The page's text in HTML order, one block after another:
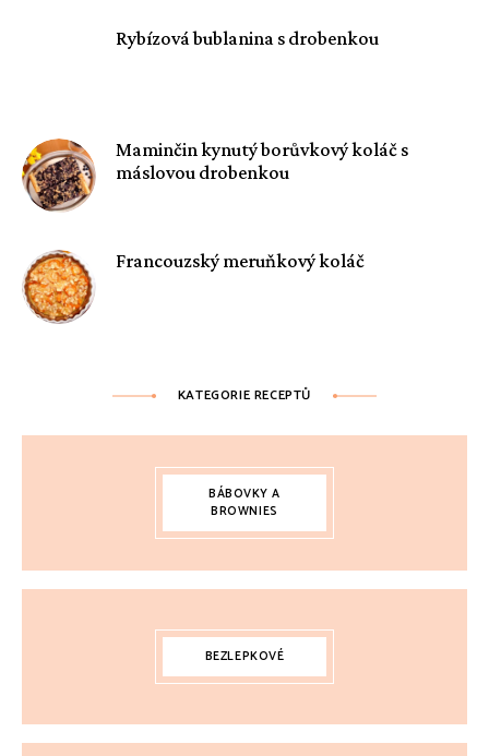
Rybízová bublanina s drobenkou
Maminčin kynutý borůvkový koláč s
máslovou drobenkou
Francouzský meruňkový koláč
KATEGORIE RECEPTŮ
BÁBOVKY A
BROWNIES
BEZLEPKOVÉ